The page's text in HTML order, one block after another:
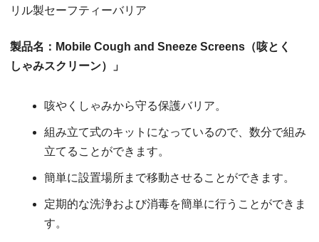
リル製セーフティーバリア
製品名：Mobile Cough and Sneeze Screens（咳とく
しゃみスクリーン）」
咳やくしゃみから守る保護バリア。
組み立て式のキットになっているので、数分で組み
立てることができます。
簡単に設置場所まで移動させることができます。
定期的な洗浄および消毒を簡単に行うことができま
す。